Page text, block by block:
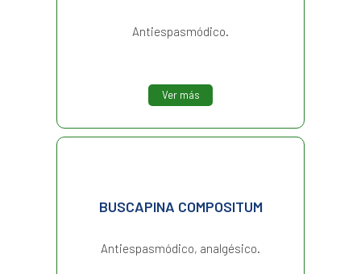
Antiespasmódico.
Ver más
BUSCAPINA COMPOSITUM
Antiespasmódico, analgésico.